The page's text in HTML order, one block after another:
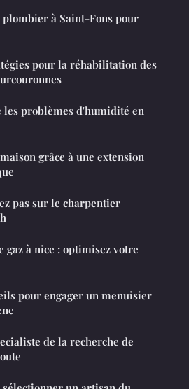
à Saint-Fons pour
pour la réhabilitation des
les problèmes d'humidité en
grâce à une extension
pas sur le charpentier
gaz à nice : optimisez votre
pour engager un menuisier
de la recherche de